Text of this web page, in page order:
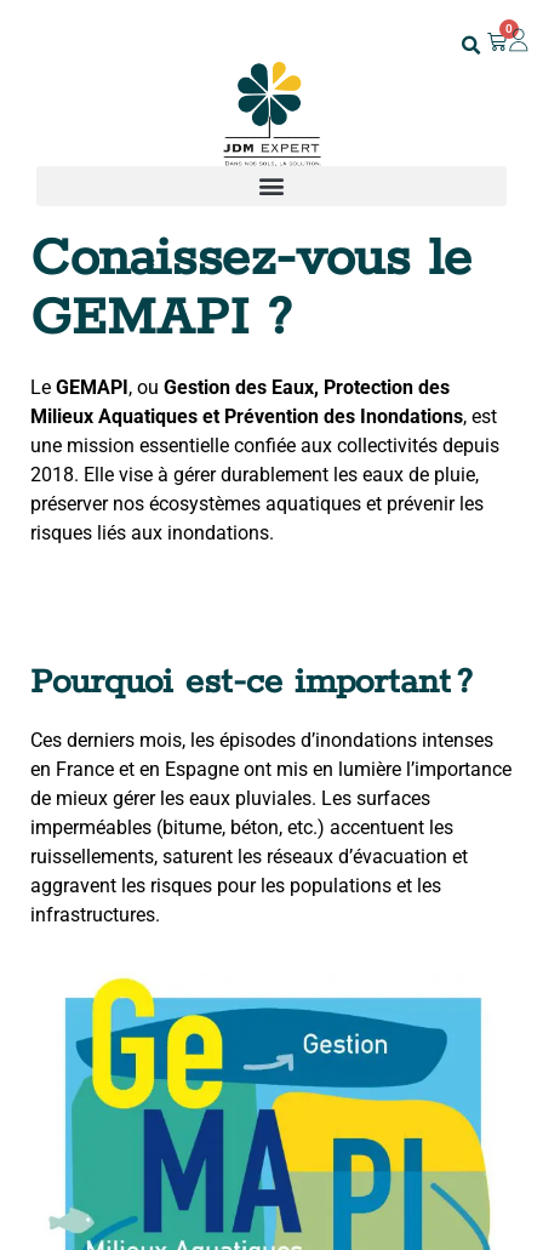
0
Conaissez-vous le
GEMAPI ?
Le GEMAPI, ou Gestion des Eaux, Protection des
Milieux Aquatiques et Prévention des Inondations, est
une mission essentielle confiée aux collectivités depuis
2018. Elle vise à gérer durablement les eaux de pluie,
préserver nos écosystèmes aquatiques et prévenir les
risques liés aux inondations.
Pourquoi est-ce important ?
Ces derniers mois, les épisodes d’inondations intenses
en France et en Espagne ont mis en lumière l’importance
de mieux gérer les eaux pluviales. Les surfaces
imperméables (bitume, béton, etc.) accentuent les
ruissellements, saturent les réseaux d’évacuation et
aggravent les risques pour les populations et les
infrastructures.